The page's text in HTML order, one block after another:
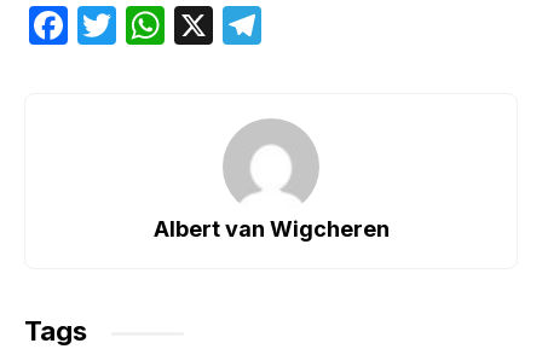
F
T
W
p
X
gr
a
m
Albert van Wigcheren
Tags